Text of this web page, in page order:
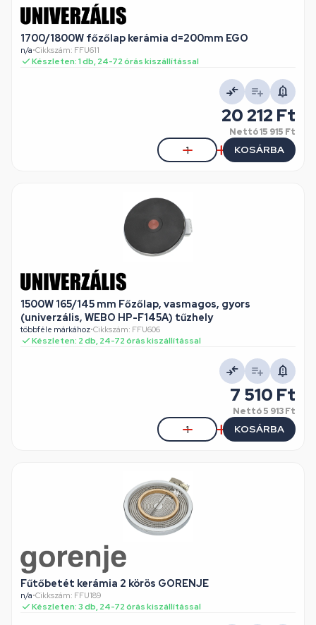
1700/1800W főzőlap kerámia d=200mm EGO
n/a•Cikkszám: FFU611
Készleten: 1 db, 24-72 órás kiszállítással
20 212 Ft
Nettó15 915 Ft
KOSÁRBA
1500W 165/145 mm Főzőlap, vasmagos, gyors
(univerzális, WEBO HP-F145A) tűzhely
többféle márkához•Cikkszám: FFU606
Készleten: 2 db, 24-72 órás kiszállítással
7 510 Ft
Nettó5 913 Ft
KOSÁRBA
Fűtőbetét kerámia 2 körös GORENJE
n/a•Cikkszám: FFU189
Készleten: 3 db, 24-72 órás kiszállítással